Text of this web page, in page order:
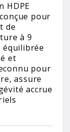
HDPE
pour
de
à 9
et
pour
assure
accrue